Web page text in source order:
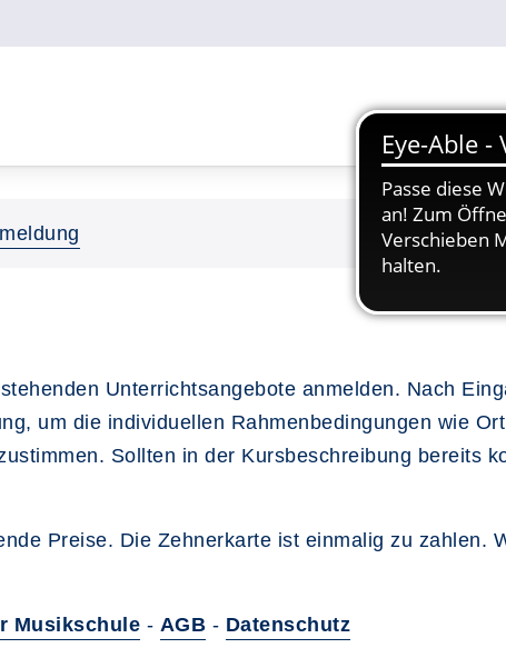
Unterrichtsangebote anmelden. Nach
um die individuellen Rahmenbedingungen wie
Sollten in der Kursbeschreibung bereits
Preise. Die Zehnerkarte ist einmalig zu zahlen.
Musikschule - AGB - Datenschutz